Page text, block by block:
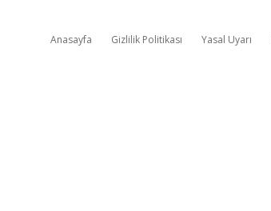
Anasayfa Gizlilik Politikası Yasal Uyarı